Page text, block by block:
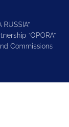
RUSSIA”
“OPORA”
Commissions